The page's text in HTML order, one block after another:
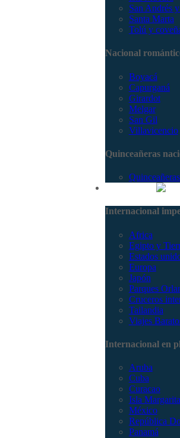
San Andrés
Santa Marta
Tolú y
Nacional
Boyacá
Capurganá
Girardot
Melgar
San Gil
Villavicencio
Quinceañeras
Internacional
Africa
Egipto y
Estados
Europa
Japón
Parques
Cruceros
Tailandia
Viajes
Internacional en
Aruba
Cuba
Curacao
Isla Margarita
México
República
Panamá